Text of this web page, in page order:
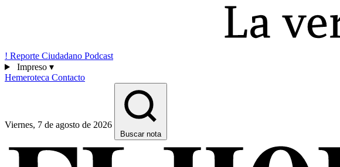
! Reporte Ciudadano Podcast
Impreso ▾
Hemeroteca Contacto
Viernes, 7 de agosto de 2026
Buscar nota